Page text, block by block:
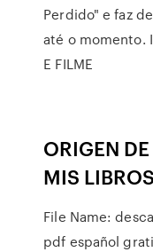
Perdido" e faz
até o momento.
E FILME
ORIGEN
MIS
File Name:
pdf español